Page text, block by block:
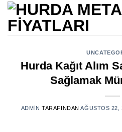
İçeriğe
atla
Hurda Kağıt Alım
Sağlamak
ADMIN TARAFINDAN AĞUSTOS 22,